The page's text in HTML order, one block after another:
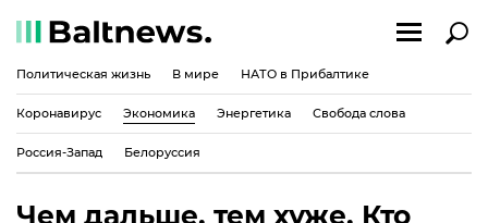
Политическая жизнь В мире НАТО в Прибалтике
Коронавирус Экономика Энергетика Свобода слова
Россия-Запад Белоруссия
Чем дальше, тем хуже. Кто